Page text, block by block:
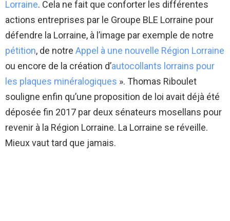
Lorraine. Cela ne fait que conforter les différentes
actions entreprises par le Groupe BLE Lorraine pour
défendre la Lorraine, à l’image par exemple de notre
pétition, de notre Appel à une nouvelle Région Lorraine
ou encore de la création d’autocollants lorrains pour
les plaques minéralogiques ». Thomas Riboulet
souligne enfin qu’une proposition de loi avait déjà été
déposée fin 2017 par deux sénateurs mosellans pour
revenir à la Région Lorraine. La Lorraine se réveille.
Mieux vaut tard que jamais.